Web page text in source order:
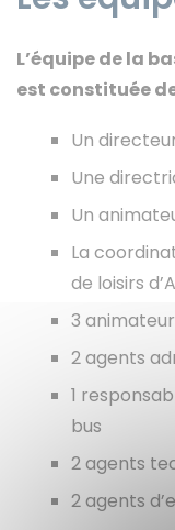
L’équipe de la
est constituée
Un
Une
Un
La
de loisirs
3
2 agents
1
bus
2 agents
2 agents